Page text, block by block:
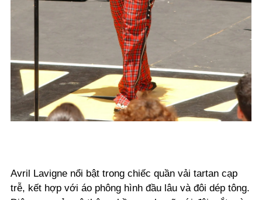
Avril Lavigne nổi bật trong chiếc quần vải tartan cạp
trễ, kết hợp với áo phông hình đầu lâu và đôi dép tông.